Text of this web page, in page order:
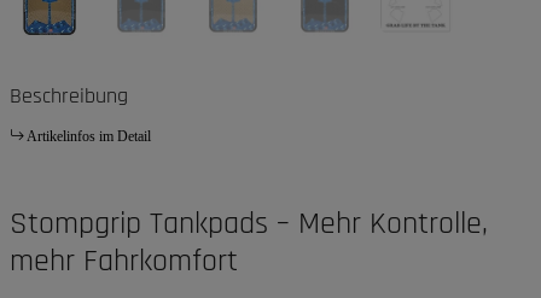
Beschreibung
Artikelinfos im Detail
Stompgrip Tankpads – Mehr Kontrolle,
mehr Fahrkomfort